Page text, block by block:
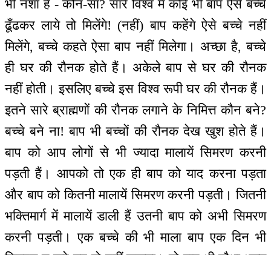
भी नशा है - कौन-सा? सारे विश्व में कोई भी बाप ऐसे बच्चे
ढूँढकर लाये तो मिलेंगे! (नहीं) बाप कहेंगे ऐसे बच्चे नहीं
मिलेंगे, बच्चे कहते ऐसा बाप नहीं मिलेगा। अच्छा है, बच्चे
ही घर की रौनक होते हैं। अकेले बाप से घर की रौनक
नहीं होती। इसलिए बच्चे इस विश्व रूपी घर की रौनक हैं।
इतने सारे ब्राह्मणों की रौनक लगाने के निमित्त कौन बने?
बच्चे बने ना! बाप भी बच्चों की रौनक देख खुश होते हैं।
बाप को आप लोगों से भी ज्यादा मालायें सिमरण करनी
पड़ती हैं। आपको तो एक ही बाप को याद करना पड़ता
और बाप को कितनी मालायें सिमरण करनी पड़ती। जितनी
भक्तिमार्ग में मालायें डाली हैं उतनी बाप को अभी सिमरण
करनी पड़ती। एक बच्चे की भी माला बाप एक दिन भी